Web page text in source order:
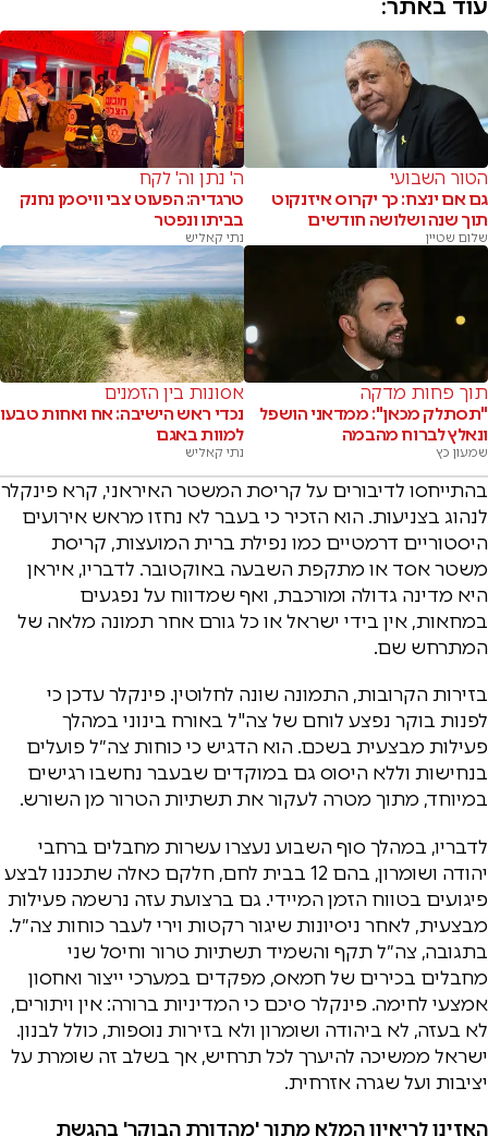
עוד באתר:
הטור השבועי
גם אם ינצח: כך יקרוס איזנקוט
תוך שנה ושלושה חודשים
שלום שטיין
ה' נתן וה' לקח
טרגדיה: הפעוט צבי וויסמן נחנק
בביתו ונפטר
נתי קאליש
תוך פחות מדקה
"תסתלק מכאן": ממדאני הושפל
ונאלץ לברוח מהבמה
שמעון כץ
אסונות בין הזמנים
נכדי ראש הישיבה: אח ואחות טבעו
למוות באגם
נתי קאליש
בהתייחסו לדיבורים על קריסת המשטר האיראני, קרא פינקלר
לנהוג בצניעות. הוא הזכיר כי בעבר לא נחזו מראש אירועים
היסטוריים דרמטיים כמו נפילת ברית המועצות, קריסת
משטר אסד או מתקפת השבעה באוקטובר. לדבריו, איראן
היא מדינה גדולה ומורכבת, ואף שמדווח על נפגעים
במחאות, אין בידי ישראל או כל גורם אחר תמונה מלאה של
המתרחש שם.
בזירות הקרובות, התמונה שונה לחלוטין. פינקלר עדכן כי
לפנות בוקר נפצע לוחם שלצה"ל באורח בינוני במהלך
פעילות מבצעית בשכם. הוא הדגיש כי כוחות צה״ל פועלים
בנחישות וללא היסוס גם במוקדים שבעבר נחשבו רגישים
במיוחד, מתוך מטרה לעקור את תשתיות הטרור מן השורש.
לדבריו, במהלך סוף השבוע נעצרו עשרות מחבלים ברחבי
יהודה ושומרון, בהם 12 בבית לחם, חלקם כאלה שתכננו לבצע
פיגועים בטווח הזמן המיידי. גם ברצועת עזה נרשמה פעילות
מבצעית, לאחר ניסיונות שיגור רקטות וירי לעבר כוחות צה״ל.
בתגובה, צה״ל תקף והשמיד תשתיות טרור וחיסל שני
מחבלים בכירים של חמאס, מפקדים במערכי ייצור ואחסון
אמצעי לחימה. פינקלר סיכם כי המדיניות ברורה: אין ויתורים,
לא בעזה, לא ביהודה ושומרון ולא בזירות נוספות, כולל לבנון.
ישראל ממשיכה להיערך לכל תרחיש, אך בשלב זה שומרת על
יציבות ועל שגרה אזרחית.
האזינו לריאיון המלא מתוך 'מהדורת הבוקר' בהגשת